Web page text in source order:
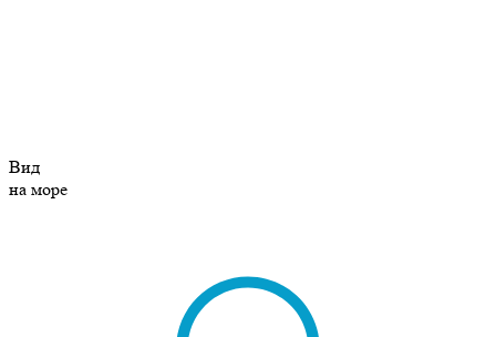
Вид
на море